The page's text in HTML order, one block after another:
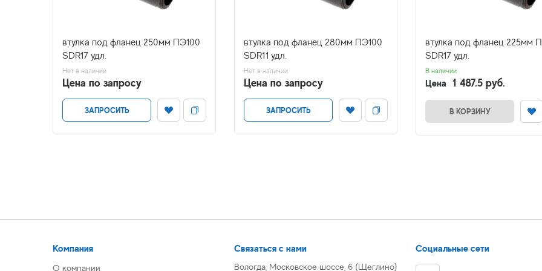
втулка под фланец 250мм ПЭ100
SDR17 удл.
Нет в наличии
Цена по запросу
ЗАПРОСИТЬ
втулка под фланец 280мм ПЭ100
SDR11 удл.
Нет в наличии
Цена по запросу
ЗАПРОСИТЬ
втулка под фланец 225мм
SDR17 удл.
В наличии
Цена 1 487.5 руб.
В КОРЗИНУ
Компания
О компании
Связаться с нами
Вологда, Московское шоссе, 6 (Щеглино)
Социальные сети